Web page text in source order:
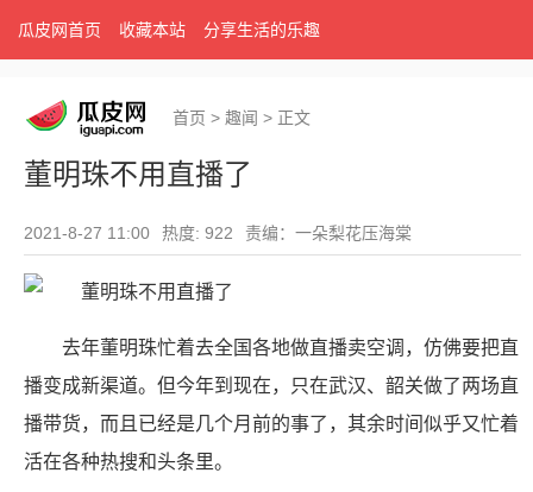
瓜皮网首页 收藏本站 分享生活的乐趣
首页 > 趣闻 > 正文
董明珠不用直播了
2021-8-27 11:00 热度: 922 责编：一朵梨花压海棠
去年董明珠忙着去全国各地做直播卖空调，仿佛要把直
播变成新渠道。但今年到现在，只在武汉、韶关做了两场直
播带货，而且已经是几个月前的事了，其余时间似乎又忙着
活在各种热搜和头条里。